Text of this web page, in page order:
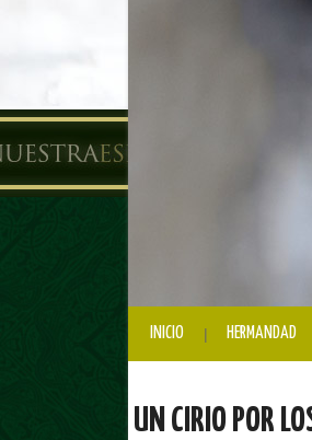
INICIO HERMANDAD
UN CIRIO POR